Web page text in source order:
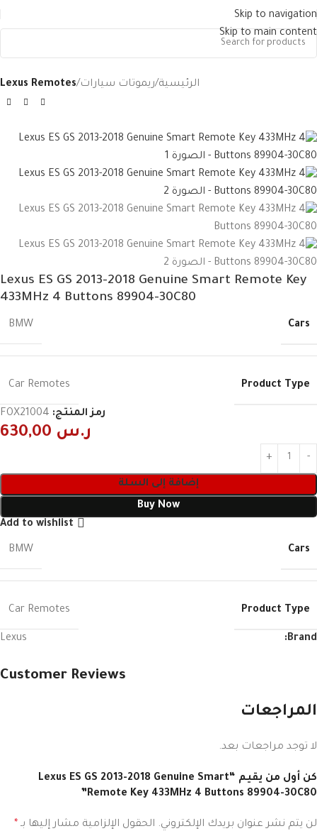
Skip to navigation
Skip to main content
الرئيسية ريموتات سيارات Lexus Remotes
Lexus ES GS 2013-2018 Genuine Smart Remote Key
433MHz 4 Buttons 89904-30C80
Cars
BMW
Product Type
Car Remotes
رمز المنتج: FOX21004
ر.س
إضافة إلى السلة
Buy Now
Add to wishlist
Cars
BMW
Product Type
Car Remotes
Brand:
Lexus
Customer Reviews
المراجعات
لا توجد مراجعات بعد.
كن أول من يقيم “Lexus ES GS 2013-2018 Genuine Smart
Remote Key 433MHz 4 Buttons 89904-30C80”
لن يتم نشر عنوان بريدك الإلكتروني. الحقول الإلزامية مشار إليها بـ *